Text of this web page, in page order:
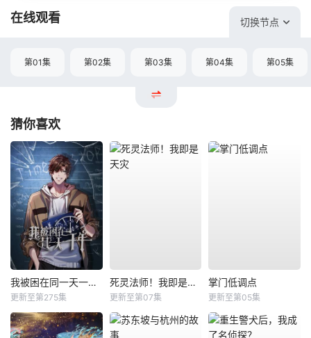
在线观看 切换节点
第01集 第02集 第03集 第04集 第05集
猜你喜欢
我被困在同一天一千年动态漫
更新至第275集
死灵法师！我即是天灾
更新至第07集
掌门低调点
更新至第05集